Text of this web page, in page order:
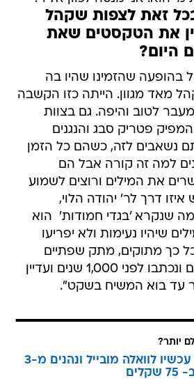
זאת לצפות שקהל
את הטקסטים שאת
היום?
בהופעה שהזמינו שהיו בה
איש, קהל מאד מגוון. הייתה כזו הקשבה
לטוב והיפה. גם בצוות
פטריק סבג והנגנים
נשאבים לזה, כשהם כל הזמן
למה זה קורה אבל הם
את המילים ורוצים לשמוע
דרך לר' יהודה הלוי,
שנקרא 'בגדי חמודות'  הוא
שיהיו נעימות ולא יפריעו
כך מתוקים, מתק שפתיים
ממש, וכל כך עמוקים ונכתבו לפני 1,000 שנים ועדיין
עד בוא המשיח בשקט".
יותר?
עוברים עכשיו לוואלה מובייל ונהנים מ-3